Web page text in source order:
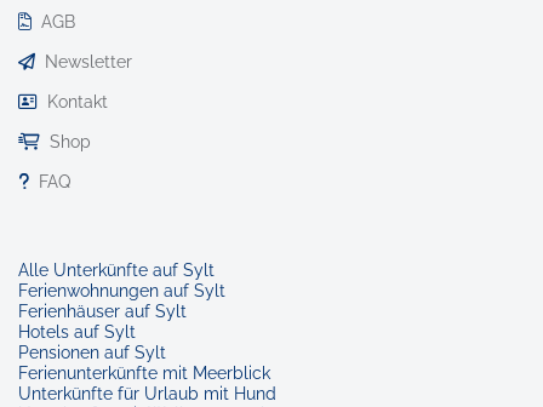
AGB
Newsletter
Kontakt
Shop
FAQ
Alle Unterkünfte auf Sylt
Ferienwohnungen auf Sylt
Ferienhäuser auf Sylt
Hotels auf Sylt
Pensionen auf Sylt
Ferienunterkünfte mit Meerblick
Unterkünfte für Urlaub mit Hund